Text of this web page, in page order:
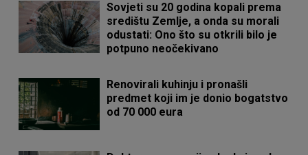
Sovjeti su 20 godina kopali prema
središtu Zemlje, a onda su morali
odustati: Ono što su otkrili bilo je
potpuno neočekivano
Renovirali kuhinju i pronašli
predmet koji im je donio bogatstvo
od 70 000 eura